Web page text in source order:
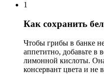
1
Как сохранить
Чтобы грибы в банке
аппетитно, добавьте в
лимонной кислоты.
консервант цвета и не